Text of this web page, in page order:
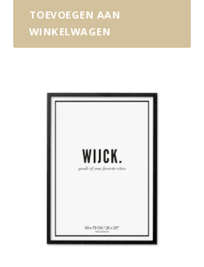
TOEVOEGEN AAN
WINKELWAGEN